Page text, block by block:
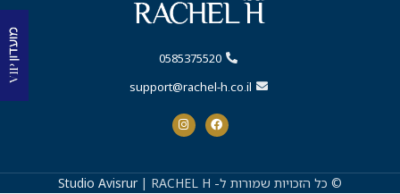
0585375520
support@rachel-h.co.il
© כל הזכויות שמורות ל- Studio Avisrur | RACHEL H